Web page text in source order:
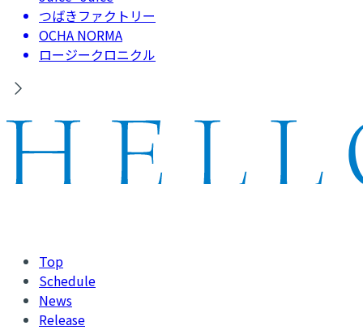
つばきファクトリー
OCHA NORMA
ロージークロニクル
Top
Schedule
News
Release